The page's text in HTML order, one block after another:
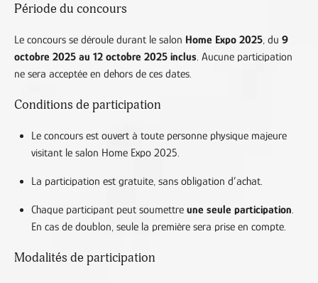
Période du concours
Le concours se déroule durant le salon Home Expo 2025, du 9
octobre 2025 au 12 octobre 2025 inclus. Aucune participation
ne sera acceptée en dehors de ces dates.
Conditions de participation
Le concours est ouvert à toute personne physique majeure
visitant le salon Home Expo 2025.
La participation est gratuite, sans obligation d’achat.
Chaque participant peut soumettre une seule participation.
En cas de doublon, seule la première sera prise en compte.
Modalités de participation